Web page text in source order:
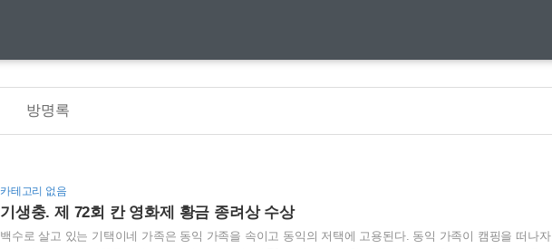
방명록
카테고리 없음
기생충. 제 72회 칸 영화제 황금 종려상 수상
백수로 살고 있는 기택이네 가족은 동익 가족을 속이고 동익의 저택에 고용된다. 동익 가족이 캠핑을 떠나자